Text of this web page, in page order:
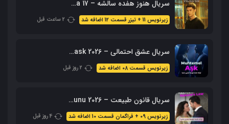
سریال هنوز هفده سالشه – Daha 17 محصول 2026 + زیرنویس فارسی
زیرنویس 11 + تیزر قسمت 12 اضافه شد 2 ساعت قبل
سریال عشق احتمالی – Muhtemel ask 2026 محصول ShowTV
زیرنویس قسمت 08 اضافه شد 2 روز قبل
سریال قانون طبیعت – 2026 Doganin Kanunu – نسخه کامل
زیرنویس 09 + فراگمان قسمت 10 اضافه شد 4 روز قبل